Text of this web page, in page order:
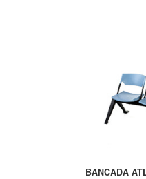
BANCADA